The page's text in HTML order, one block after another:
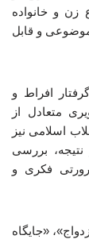
زن و خانواده
و قابل
افراط و
متعادل از
اسلامی نیز
بررسی
فکری و
«جایگاه